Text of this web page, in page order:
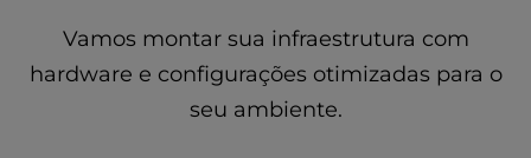
Vamos montar sua infraestrutura com
hardware e configurações otimizadas para o
seu ambiente.